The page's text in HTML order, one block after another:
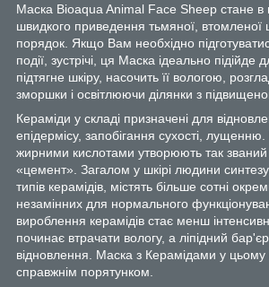
Маска Bioаqua Animal Face Sheep стане в
швидкого приведення тьмяної, втомленої
порядок. Якщо Вам необхідно
події, зустрічі, ця Маска ідеально підійде
підтягне шкіру, насочить її вологою,
зморшки і освітлюючи ділянки з
Кераміди у складі призначені для
епідермісу, запобігання сухості,
жирними кислотами утворюють так званий
«цемент». Загалом у шкірі людини
типів керамідів, містять більше сотні
незамінних для нормального
вироблення керамідів стає менш
починає втрачати вологу, а ліпідний
відновлення. Маска з Керамідами у цьому
справжнім порятунком.